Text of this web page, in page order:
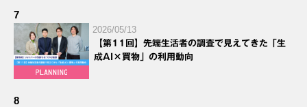
7
2026/05/13
【第11回】先端生活者の調査で見えてきた「生
成AI×買物」の利用動向
8